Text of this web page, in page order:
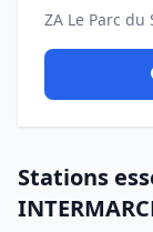
ZA Le Parc
Stations